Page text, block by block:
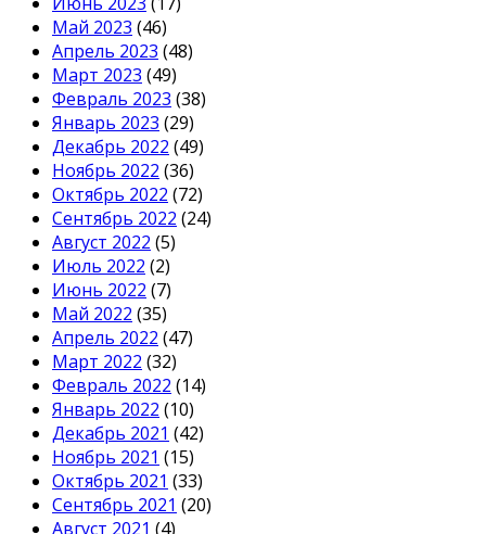
Май 2023 (46)
Апрель 2023 (48)
Март 2023 (49)
Февраль 2023 (38)
Январь 2023 (29)
Декабрь 2022 (49)
Ноябрь 2022 (36)
Октябрь 2022 (72)
Сентябрь 2022 (24)
Август 2022 (5)
Июль 2022 (2)
Июнь 2022 (7)
Май 2022 (35)
Апрель 2022 (47)
Март 2022 (32)
Февраль 2022 (14)
Январь 2022 (10)
Декабрь 2021 (42)
Ноябрь 2021 (15)
Октябрь 2021 (33)
Сентябрь 2021 (20)
Август 2021 (4)